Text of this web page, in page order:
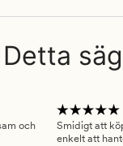
Detta
och
Smidigt att
enkelt att